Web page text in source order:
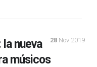
28 Nov 2019
nueva
músicos